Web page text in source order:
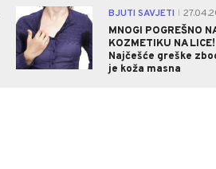
BJUTI SAVJETI
MNOGI POGREŠNO
KOZMETIKU NA LICE!
Najčešće greške
je koža masna